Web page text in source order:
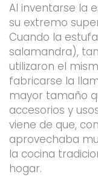
Al inventarse la
su extremo
Cuando la
salamandra),
utilizaron el
fabricarse la
mayor tamaño
accesorios y
viene de que,
aprovechaba
la cocina
hogar.